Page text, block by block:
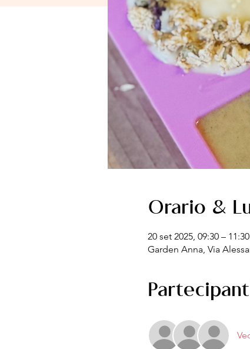
Orario &
20 set 2025, 09:30 –
Garden Anna, Via